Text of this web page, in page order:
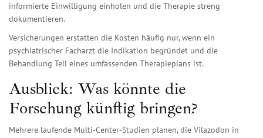
informierte Einwilligung einholen und die Therapie streng
dokumentieren.
Versicherungen erstatten die Kosten häufig nur, wenn ein
psychiatrischer Facharzt die Indikation begründet und die
Behandlung Teil eines umfassenden Therapieplans ist.
Ausblick: Was könnte die
Forschung künftig bringen?
Mehrere laufende Multi‑Center‑Studien planen, die Vilazodon in